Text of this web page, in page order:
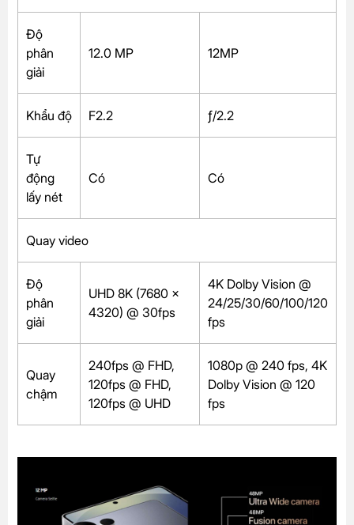
Độ
phân
giải
12.0 MP 12MP
Khẩu độ F2.2 ƒ/2.2
Tự
động
lấy nét
Có Có
Quay video
Độ
phân
giải
UHD 8K (7680 x
4320) @ 30fps
4K Dolby Vision @
24/25/30/60/100/120
fps
Quay
chậm
240fps @ FHD,
120fps @ FHD,
120fps @ UHD
1080p @ 240 fps, 4K
Dolby Vision @ 120
fps